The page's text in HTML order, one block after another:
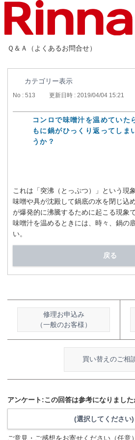
Ｑ＆Ａ（よくあるお問合せ）
カテゴリー表示
No : 513 更新日時 : 2019/04/04 15:21
コンロで味噌汁を温めていた
もに鍋がひっくり返ってしま
うか？
これは「突沸（とっぷつ）」という現象
味噌や具が沈殿して鍋底の水を閉じ込
が爆発的に沸騰するために起こる現象で
味噌汁を温めるときには、時々、鍋の
い。
戻る
修理お申込み
（一般のお客様）
買い替えのご相
アンケート:この回答は参考になりました
(選択してください)
ご意見・ご感想をお寄せください（任意）